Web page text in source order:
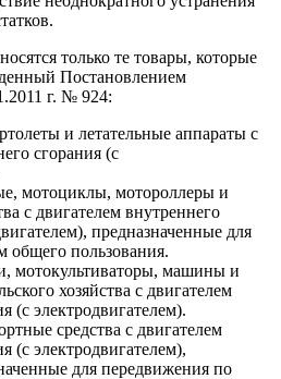
только те товары, которые
Постановлением
г. № 924:
и летательные аппараты с
сгорания (с
мотоциклы, мотороллеры и
с двигателем внутреннего
предназначенные для
общего пользования.
мотокультиваторы, машины и
хозяйства с двигателем
(с электродвигателем).
средства с двигателем
(с электродвигателем),
для передвижения по